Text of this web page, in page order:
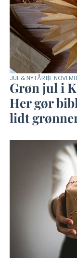
JUL & NYTÅR18.
Grøn jul i
Her gør
lidt